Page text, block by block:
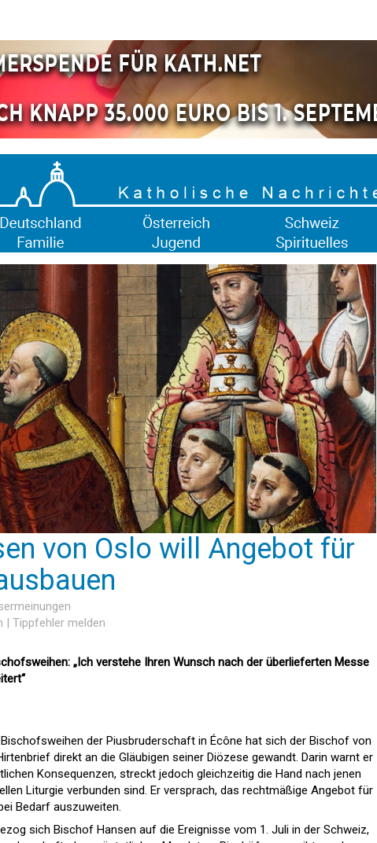
von Oslo will Angebot für
| Tippfehler melden
„Ich verstehe Ihren Wunsch nach der überlieferten Messe
der Piusbruderschaft in Écône hat sich der Bischof von
direkt an die Gläubigen seiner Diözese gewandt. Darin warnt er
Konsequenzen, streckt jedoch gleichzeitig die Hand nach jenen
Liturgie verbunden sind. Er versprach, das rechtmäßige Angebot für
Bedarf auszuweiten.
sich Bischof Hansen auf die Ereignisse vom 1. Juli in der Schweiz,